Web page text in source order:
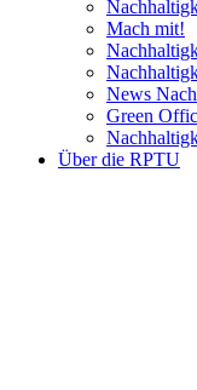
Mach mit!
News
Green
Über die RPTU